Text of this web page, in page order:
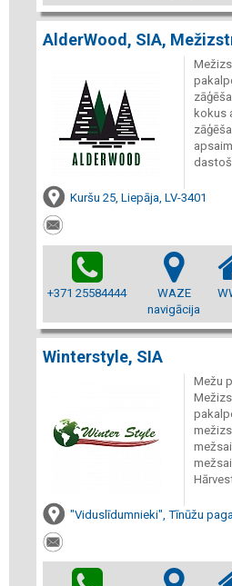
AlderWood, SIA,
kokus
Kuršu 25, Liepāja, LV-3401
+371 25584444
WAZE
navigācija
Winterstyle, SIA
Mežu
"Viduslīdumnieki", Tīnūžu